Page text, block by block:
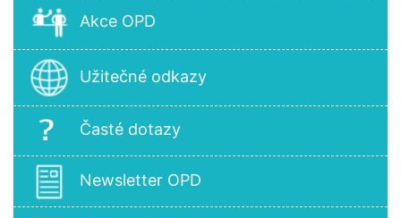
Akce OPD
Užitečné odkazy
Časté dotazy
Newsletter OPD